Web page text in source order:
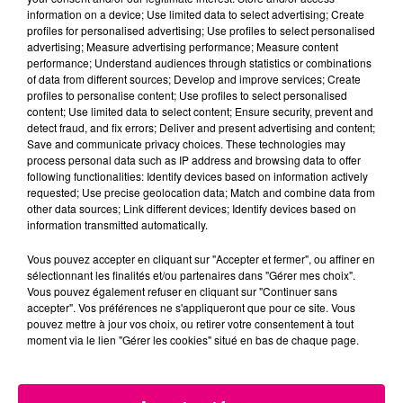
22 juillet 2026
Toulouse : circulation perturbée dans le
secteur François Verdier...
information on a device; Use limited data to select advertising; Create
profiles for personalised advertising; Use profiles to select personalised
advertising; Measure advertising performance; Measure content
performance; Understand audiences through statistics or combinations
of data from different sources; Develop and improve services; Create
profiles to personalise content; Use profiles to select personalised
content; Use limited data to select content; Ensure security, prevent and
detect fraud, and fix errors; Deliver and present advertising and content;
Save and communicate privacy choices. These technologies may
process personal data such as IP address and browsing data to offer
following functionalities: Identify devices based on information actively
requested; Use precise geolocation data; Match and combine data from
other data sources; Link different devices; Identify devices based on
information transmitted automatically.
Vous pouvez accepter en cliquant sur "Accepter et fermer", ou affiner en
sélectionnant les finalités et/ou partenaires dans "Gérer mes choix".
Vous pouvez également refuser en cliquant sur "Continuer sans
accepter". Vos préférences ne s'appliqueront que pour ce site. Vous
pouvez mettre à jour vos choix, ou retirer votre consentement à tout
moment via le lien "Gérer les cookies" situé en bas de chaque page.